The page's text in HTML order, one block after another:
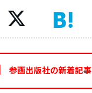
参画出版社の新着記事